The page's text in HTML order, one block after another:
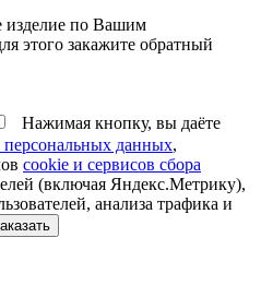
изделие по Вашим
этого закажите обратный
Нажимая кнопку, вы даёте
персональных данных,
cookie и сервисов сбора
(включая Яндекс.Метрику),
анализа трафика и